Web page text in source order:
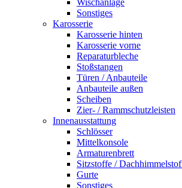
Sonstiges
Karosserie
Karosserie hinten
Karosserie vorne
Reparaturbleche
Stoßstangen
Türen / Anbauteile
Anbauteile außen
Scheiben
Zier- / Rammschutzleisten
Innenausstattung
Schlösser
Mittelkonsole
Armaturenbrett
Sitzstoffe /
Gurte
Sonstiges